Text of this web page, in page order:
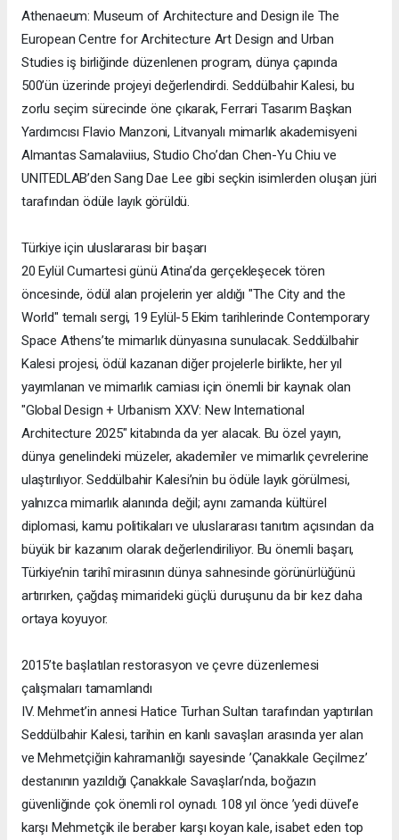
Athenaeum: Museum of Architecture and Design ile The
European Centre for Architecture Art Design and Urban
Studies iş birliğinde düzenlenen program, dünya çapında
500’ün üzerinde projeyi değerlendirdi. Seddülbahir Kalesi, bu
zorlu seçim sürecinde öne çıkarak, Ferrari Tasarım Başkan
Yardımcısı Flavio Manzoni, Litvanyalı mimarlık akademisyeni
Almantas Samalaviius, Studio Cho’dan Chen-Yu Chiu ve
UNITEDLAB’den Sang Dae Lee gibi seçkin isimlerden oluşan jüri
tarafından ödüle layık görüldü.
Türkiye için uluslararası bir başarı
20 Eylül Cumartesi günü Atina’da gerçekleşecek tören
öncesinde, ödül alan projelerin yer aldığı "The City and the
World" temalı sergi, 19 Eylül-5 Ekim tarihlerinde Contemporary
Space Athens’te mimarlık dünyasına sunulacak. Seddülbahir
Kalesi projesi, ödül kazanan diğer projelerle birlikte, her yıl
yayımlanan ve mimarlık camiası için önemli bir kaynak olan
"Global Design + Urbanism XXV: New International
Architecture 2025" kitabında da yer alacak. Bu özel yayın,
dünya genelindeki müzeler, akademiler ve mimarlık çevrelerine
ulaştırılıyor. Seddülbahir Kalesi’nin bu ödüle layık görülmesi,
yalnızca mimarlık alanında değil; aynı zamanda kültürel
diplomasi, kamu politikaları ve uluslararası tanıtım açısından da
büyük bir kazanım olarak değerlendiriliyor. Bu önemli başarı,
Türkiye’nin tarihî mirasının dünya sahnesinde görünürlüğünü
artırırken, çağdaş mimarideki güçlü duruşunu da bir kez daha
ortaya koyuyor.
2015’te başlatılan restorasyon ve çevre düzenlemesi
çalışmaları tamamlandı
IV. Mehmet’in annesi Hatice Turhan Sultan tarafından yaptırılan
Seddülbahir Kalesi, tarihin en kanlı savaşları arasında yer alan
ve Mehmetçiğin kahramanlığı sayesinde ’Çanakkale Geçilmez’
destanının yazıldığı Çanakkale Savaşları’nda, boğazın
güvenliğinde çok önemli rol oynadı. 108 yıl önce ’yedi düvel’e
karşı Mehmetçik ile beraber karşı koyan kale, isabet eden top